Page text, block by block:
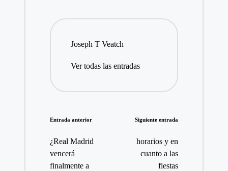
Joseph T Veatch
Ver todas las entradas
Navegación
de
entradas
Entrada anterior
¿Real Madrid
vencerá
finalmente a
Siguiente entrada
horarios y en
cuanto a las
fiestas